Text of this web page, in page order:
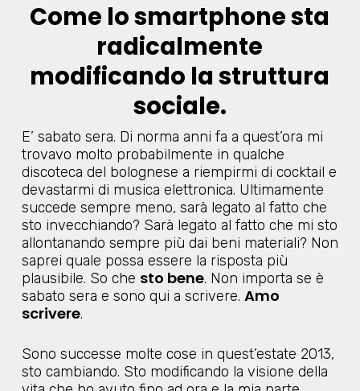
Come lo smartphone sta
radicalmente
modificando la struttura
sociale.
E’ sabato sera. Di norma anni fa a quest’ora mi
trovavo molto probabilmente in qualche
discoteca del bolognese a riempirmi di cocktail e
devastarmi di musica elettronica. Ultimamente
succede sempre meno, sarà legato al fatto che
sto invecchiando? Sarà legato al fatto che mi sto
allontanando sempre più dai beni materiali? Non
saprei quale possa essere la risposta più
plausibile. So che sto bene. Non importa se è
sabato sera e sono qui a scrivere. Amo
scrivere.
Sono successe molte cose in quest’estate 2013,
sto cambiando. Sto modificando la visione della